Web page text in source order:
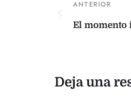
El momento
Deja una